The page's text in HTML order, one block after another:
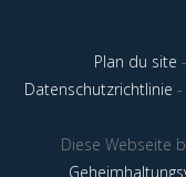
Plan du site -
Datenschutzrichtlinie -
Diese Webseite